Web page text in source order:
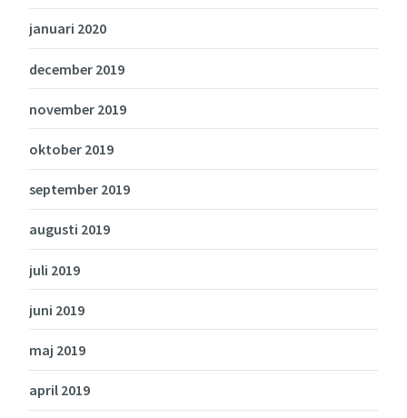
januari 2020
december 2019
november 2019
oktober 2019
september 2019
augusti 2019
juli 2019
juni 2019
maj 2019
april 2019